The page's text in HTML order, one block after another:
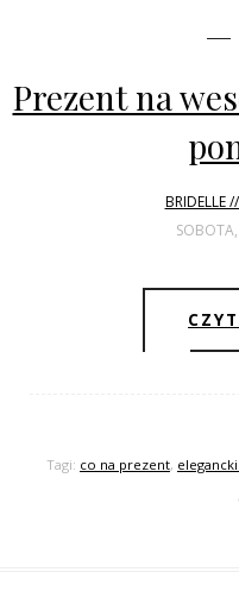
Prezent na
BRIDELLE
Tagi: co na prezent,